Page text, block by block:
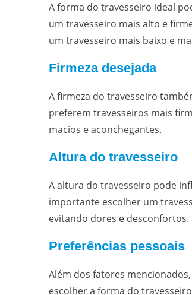
A forma do travesseiro ideal
um travesseiro mais alto e
um travesseiro mais baixo e
Firmeza desejada
A firmeza do travesseiro
preferem travesseiros mais
macios e aconchegantes.
Altura do travesseiro
A altura do travesseiro pode
importante escolher um
evitando dores e desconfortos.
Preferências pessoais
Além dos fatores
escolher a forma do